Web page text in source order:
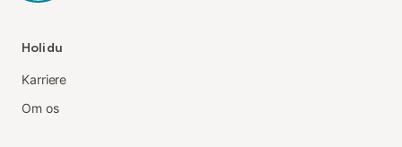
Holidu
Karriere
Om os